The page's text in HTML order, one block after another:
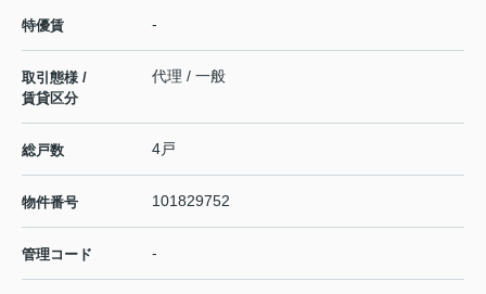
特優賃 -
取引態様 /
賃貸区分
代理 / 一般
総戸数 4戸
物件番号 101829752
管理コード -